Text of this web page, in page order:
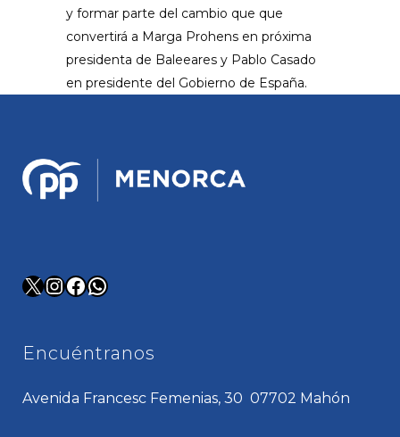
y formar parte del cambio que que
convertirá a Marga Prohens en próxima
presidenta de Baleeares y Pablo Casado
en presidente del Gobierno de España.
X Instagram
Facebook
WhatsApp
Encuéntranos
Avenida Francesc Femenias, 30 07702 Mahón